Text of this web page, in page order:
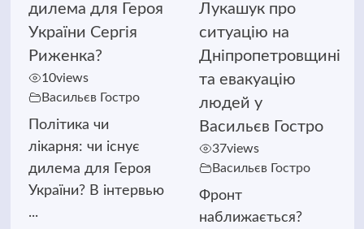
дилема для Героя
України Сергія
Риженка?
10views
Васильєв Гостро
Політика чи
лікарня: чи існує
дилема для Героя
України? В інтервью
...
Лукашук про
ситуацію на
Дніпропетровщині
та евакуацію
людей у
Васильєв Гостро
37views
Васильєв Гостро
Фронт
наближається?